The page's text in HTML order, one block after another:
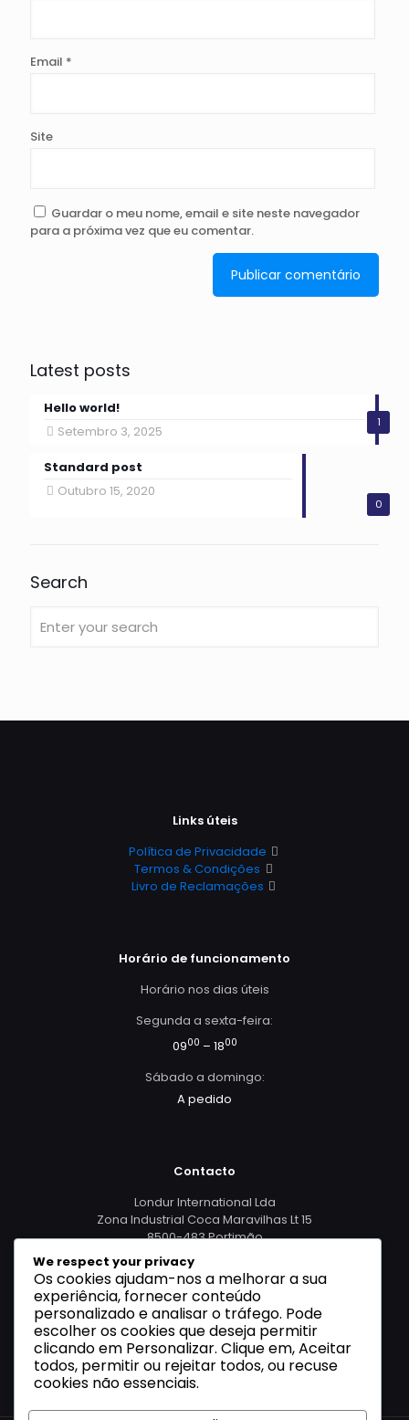
Email *
Site
Guardar o meu nome, email e site neste navegador
para a próxima vez que eu comentar.
Latest posts
1
Hello world!
Setembro 3, 2025
0
Standard post
Outubro 15, 2020
Search
Links úteis
Política de Privacidade
Termos & Condições
Livro de Reclamações
Horário de funcionamento
Horário nos dias úteis
Segunda a sexta-feira:
0900 – 1800
Sábado a domingo:
A pedido
Contacto
Londur International Lda
Zona Industrial Coca Maravilhas Lt 15
8500-483 Portimão
965 479 298
podcast@londurinternational.pt
We respect your privacy
Os cookies ajudam-nos a melhorar a sua
experiência, fornecer conteúdo
personalizado e analisar o tráfego. Pode
escolher os cookies que deseja permitir
clicando em Personalizar. Clique em, Aceitar
todos, permitir ou rejeitar todos, ou recuse
cookies não essenciais.